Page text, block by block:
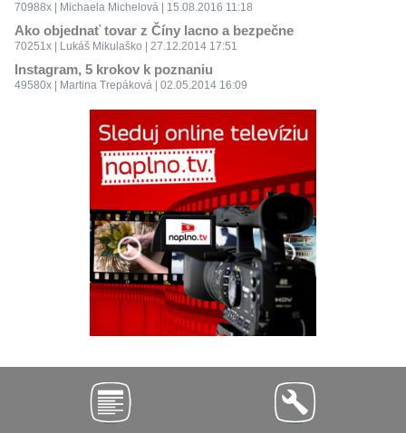
70988x | Michaela Michelová | 15.08.2016 11:18
Ako objednať tovar z Číny lacno a bezpečne
70251x | Lukáš Mikulaško | 27.12.2014 17:51
Instagram, 5 krokov k poznaniu
49580x | Martina Trepáková | 02.05.2014 16:09